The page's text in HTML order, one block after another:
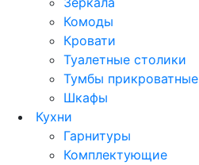
Комоды
Кровати
Туалетные столики
Тумбы прикроватные
Шкафы
Кухни
Гарнитуры
Комплектующие